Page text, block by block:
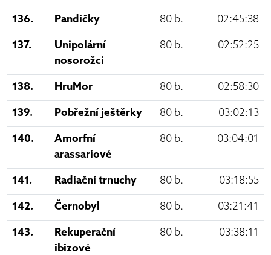
136. Pandičky 80 b. 02:45:38
137.
Unipolární
nosorožci
80 b. 02:52:25
138. HruMor 80 b. 02:58:30
139. Pobřežní ještěrky 80 b. 03:02:13
140.
Amorfní
arassariové
80 b. 03:04:01
141. Radiační trnuchy 80 b. 03:18:55
142. Černobyl 80 b. 03:21:41
143.
Rekuperační
ibizové
80 b. 03:38:11